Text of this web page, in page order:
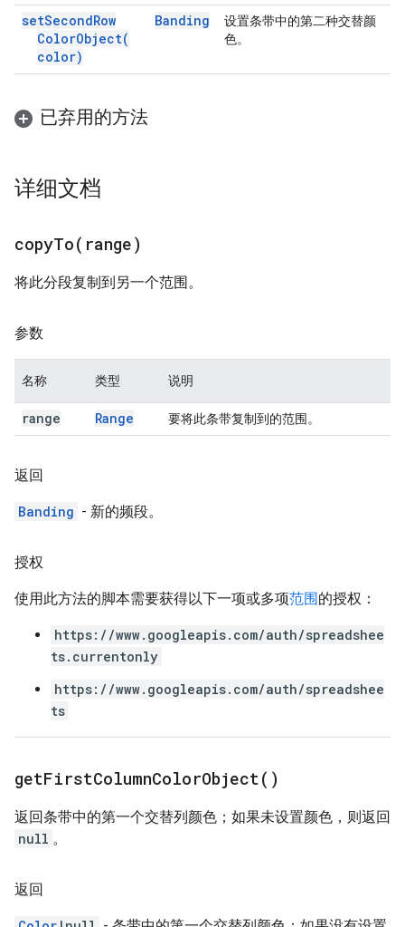
setSecondRow
ColorObject(
color)
Banding
设置条带中的第二种交替颜
色。
已弃用的方法
详细文档
copyTo( range)
将此分段复制到另一个范围。
参数
名称 类型 说明
range Range 要将此条带复制到的范围。
返回
Banding - 新的频段。
授权
使用此方法的脚本需要获得以下一项或多项范围的授权：
https://www.googleapis.com/auth/spreadshee
ts.currentonly
https://www.googleapis.com/auth/spreadshee
ts
getFirstColumnColorObject( )
返回条带中的第一个交替列颜色；如果未设置颜色，则返回
null 。
返回